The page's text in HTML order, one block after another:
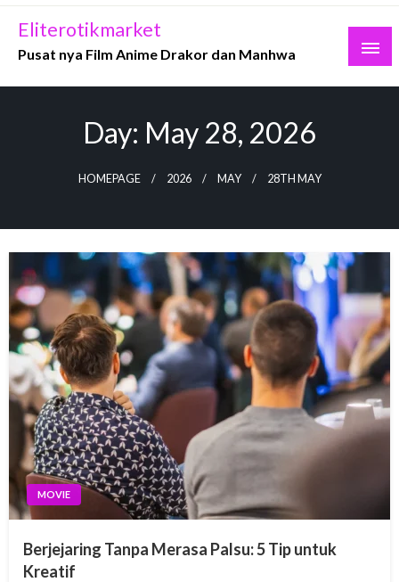
Skip
content
Eliterotikmarket
Pusat nya Film Anime Drakor dan Manhwa
Day: May 28, 2026
HOMEPAGE 2026 MAY 28TH MAY
MOVIE
Berjejaring Tanpa Merasa Palsu: 5 Tip untuk
Kreatif